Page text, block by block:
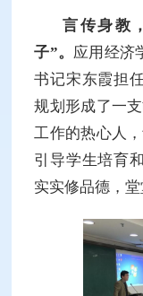
言传身教
子”。 应用经济
书记宋东霞担
规划形成了一
工作的热心人
引导学生培育
实实修品德，堂